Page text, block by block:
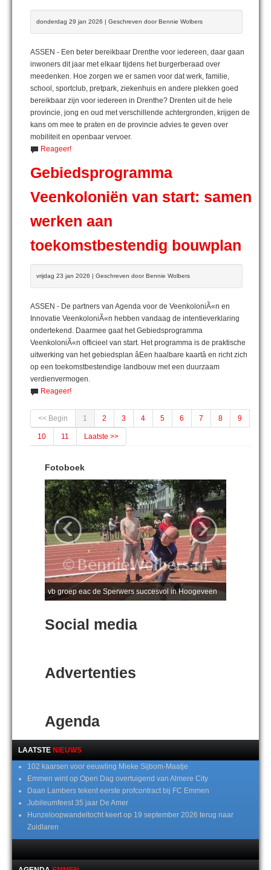
donderdag 29 jan 2026 | Geschreven door Bennie Wolbers
ASSEN - Een beter bereikbaar Drenthe voor iedereen, daar gaan
inwoners dit jaar met elkaar tijdens het burgerberaad over
meedenken. Hoe zorgen we er samen voor dat werk, familie,
school, sportclub, pretpark, ziekenhuis en andere plekken goed
bereikbaar zijn voor iedereen in Drenthe? Drenten uit de hele
provincie, jong en oud met verschillende achtergronden, krijgen de
kans om mee te praten en de provincie advies te geven over
mobiliteit en openbaar vervoer.
Reageer!
Gebiedsprogramma
Veenkoloniën van start: samen
werken aan
toekomstbestendig bouwplan
vrijdag 23 jan 2026 | Geschreven door Bennie Wolbers
ASSEN - De partners van Agenda voor de VeenkoloniÃ«n en
Innovatie VeenkoloniÃ«n hebben vandaag de intentieverklaring
ondertekend. Daarmee gaat het Gebiedsprogramma
VeenkoloniÃ«n officieel van start. Het programma is de praktische
uitwerking van het gebiedsplan âEen haalbare kaartâ en richt zich
op een toekomstbestendige landbouw met een duurzaam
verdienvermogen.
Reageer!
<< Begin 1 2 3 4 5 6 7 8 9
10 11 Laatste >>
Fotoboek
vb groep eac de Sperwers succesvol in Hoogeveen
‹ ›
Social media
Advertenties
Agenda
LAATSTE NIEUWS
102 kaarsen voor eeuwling Mieke Sijbom-Maatje
Emmen wint op Open Dag overtuigend van Almere City
Daan Lambers tekent eerste profcontract bij FC Emmen
Jubileumfeest 35 jaar De Amer
Hunzeloopwandeltocht keert op 19 september 2026 terug naar
Zuidlaren